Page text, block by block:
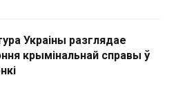
Украіны разглядае
крымінальнай справы ў